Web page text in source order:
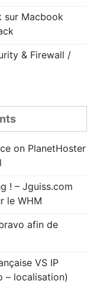
sur Macbook
& Firewall /
on PlanetHoster
! – Jguiss.com
le WHM
afin de
VS IP
– localisation)